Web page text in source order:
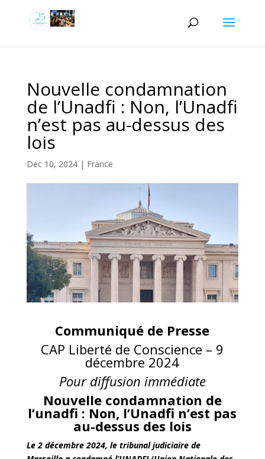
Nouvelle condamnation
de l’Unadfi : Non, l’Unadfi
n’est pas au-dessus des
lois
Dec 10, 2024| France
Communiqué de Presse
CAP Liberté de Conscience – 9
décembre 2024
Pour diffusion immédiate
Nouvelle condamnation de
l’unadfi : Non, l’Unadfi n’est pas
au-dessus des lois
Le 2 décembre 2024, le tribunal judiciaire de